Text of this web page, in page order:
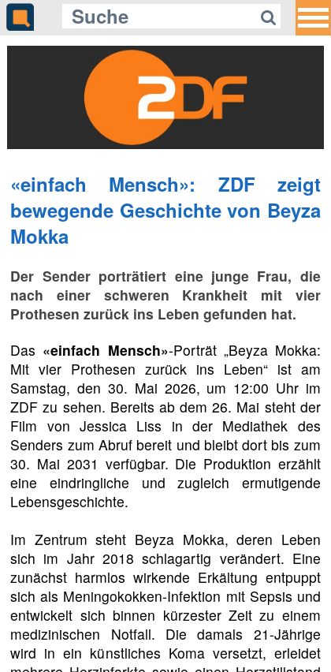
«einfach Mensch»: ZDF zeigt
bewegende Geschichte von Beyza
Mokka
Der Sender porträtiert eine junge Frau, die
nach einer schweren Krankheit mit vier
Prothesen zurück ins Leben gefunden hat.
Das «einfach Mensch»-Porträt „Beyza Mokka:
Mit vier Prothesen zurück ins Leben“ ist am
Samstag, den 30. Mai 2026, um 12:00 Uhr im
ZDF zu sehen. Bereits ab dem 26. Mai steht der
Film von Jessica Liss in der Mediathek des
Senders zum Abruf bereit und bleibt dort bis zum
30. Mai 2031 verfügbar. Die Produktion erzählt
eine eindringliche und zugleich ermutigende
Lebensgeschichte.
Im Zentrum steht Beyza Mokka, deren Leben
sich im Jahr 2018 schlagartig verändert. Eine
zunächst harmlos wirkende Erkältung entpuppt
sich als Meningokokken-Infektion mit Sepsis und
entwickelt sich binnen kürzester Zeit zu einem
medizinischen Notfall. Die damals 21-Jährige
wird in ein künstliches Koma versetzt, erleidet